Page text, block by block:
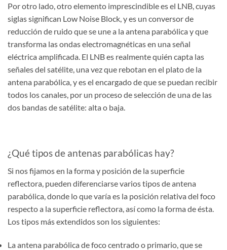
Por otro lado, otro elemento imprescindible es el LNB, cuyas
siglas significan Low Noise Block, y es un conversor de
reducción de ruido que se une a la antena parabólica y que
transforma las ondas electromagnéticas en una señal
eléctrica amplificada. El LNB es realmente quién capta las
señales del satélite, una vez que rebotan en el plato de la
antena parabólica, y es el encargado de que se puedan recibir
todos los canales, por un proceso de selección de una de las
dos bandas de satélite: alta o baja.
¿Qué tipos de antenas parabólicas hay?
Si nos fijamos en la forma y posición de la superficie
reflectora, pueden diferenciarse varios tipos de antena
parabólica, donde lo que varía es la posición relativa del foco
respecto a la superficie reflectora, así como la forma de ésta.
Los tipos más extendidos son los siguientes:
La antena parabólica de foco centrado o primario, que se